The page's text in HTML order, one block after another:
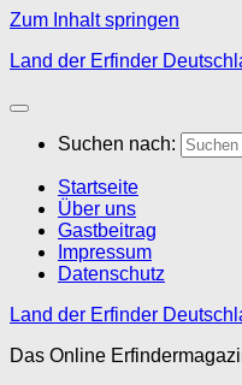
Zum Inhalt springen
Land der Erfinder
Suchen nach:
Startseite
Über uns
Gastbeitrag
Impressum
Datenschutz
Land der Erfinder
Das Online